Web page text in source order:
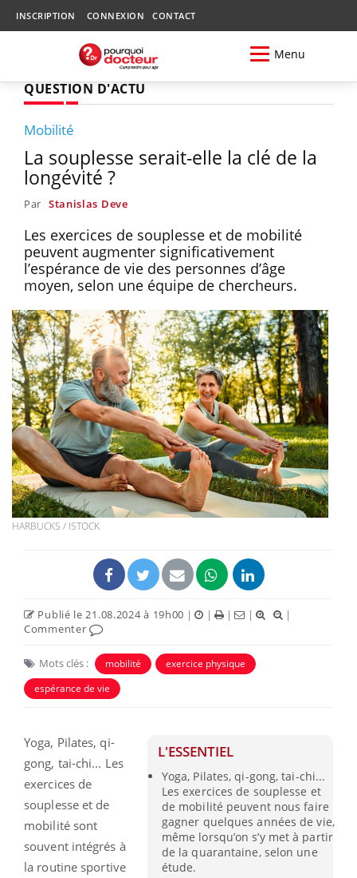
INSCRIPTION CONNEXION CONTACT
Menu
QUESTION D'ACTU
Mobilité
La souplesse serait-elle la clé de la
longévité ?
Par Stanislas Deve
Les exercices de souplesse et de mobilité
peuvent augmenter significativement
l’espérance de vie des personnes d’âge
moyen, selon une équipe de chercheurs.
HARBUCKS / ISTOCK
Publié le 21.08.2024 à 19h00 | | | |
|
Commenter
Mots clés : mobilité
exercice physique
espérance de vie
L'ESSENTIEL
Yoga, Pilates, qi-gong, tai-chi...
Les exercices de souplesse et
de mobilité peuvent nous faire
gagner quelques années de vie,
même lorsqu’on s’y met à partir
de la quarantaine, selon une
étude.
Yoga, Pilates, qi-
gong, tai-chi... Les
exercices de
souplesse et de
mobilité sont
souvent intégrés à
la routine sportive